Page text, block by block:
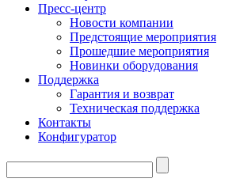
Пресс-центр
Новости компании
Предстоящие мероприятия
Прошедшие мероприятия
Новинки оборудования
Поддержка
Гарантия и возврат
Техническая поддержка
Контакты
Конфигуратор